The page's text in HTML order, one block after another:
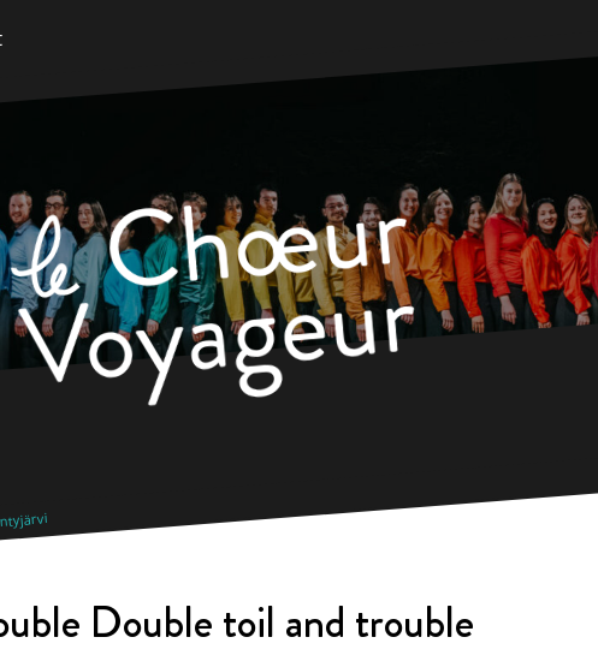
Double toil and trouble